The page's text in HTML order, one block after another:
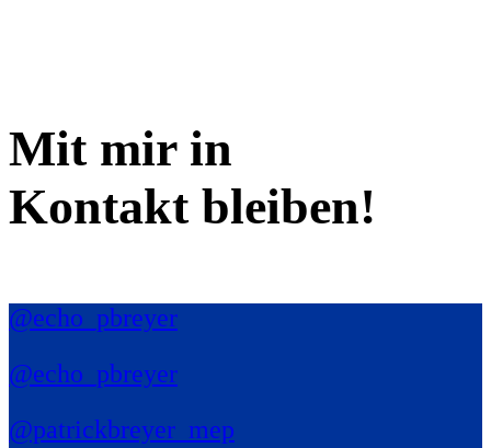
Mit mir in
Kontakt bleiben!
@echo_pbreyer
@echo_pbreyer
@patrickbreyer_mep